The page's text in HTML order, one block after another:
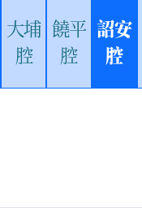
大埔
腔
饒平
腔
詔安
腔